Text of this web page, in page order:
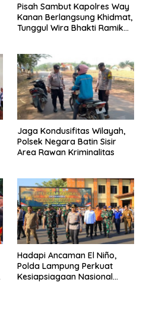
Pisah Sambut Kapolres Way
Kanan Berlangsung Khidmat,
Tunggul Wira Bhakti Ramik
Jaga Kondusifitas Wilayah,
Polsek Negara Batin Sisir
Area Rawan Kriminalitas
Hadapi Ancaman El Niño,
Polda Lampung Perkuat
Kesiapsiagaan Nasional